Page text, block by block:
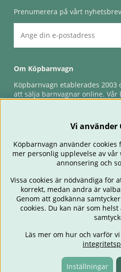
Prenumerera på vårt nyhetsbrev
Om Köpbarnvagn
Köpbarnvagn etablerades 2003
att sälja barnvagnar online. Vår
förlossningsgaranti & förlängd
BARNVAGNAR BILSTOLAR
OUTLET
Vi använder
Köpbarnvagn använder
mer personlig upplevelse av
annonsering och
Vissa cookies är nödvändiga för
korrekt, medan andra är
Genom att godkänna
cookies. Du kan när som
Läs mer om hur och varför
Inställningar